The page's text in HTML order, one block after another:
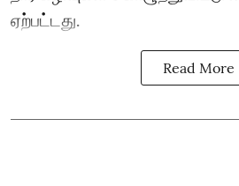
ஏற்பட்டது.
Read More